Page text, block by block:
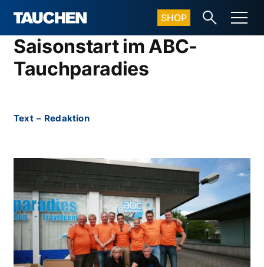
SHOP
Saisonstart im ABC-
Tauchparadies
Text – Redaktion